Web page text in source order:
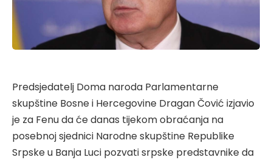
Predsjedatelj Doma naroda Parlamentarne
skupštine Bosne i Hercegovine Dragan Čović izjavio
je za Fenu da će danas tijekom obraćanja na
posebnoj sjednici Narodne skupštine Republike
Srpske u Banja Luci pozvati srpske predstavnike da